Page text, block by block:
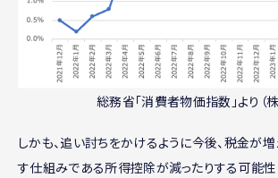
総務省「消費者物価指数」より（
しかも、追い討ちをかけるように今後、税金が
す仕組みである所得控除が減ったりする可能